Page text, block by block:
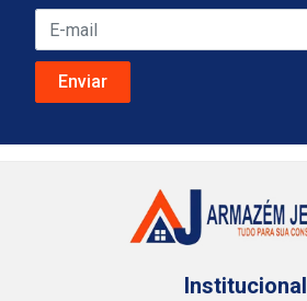
Institucional